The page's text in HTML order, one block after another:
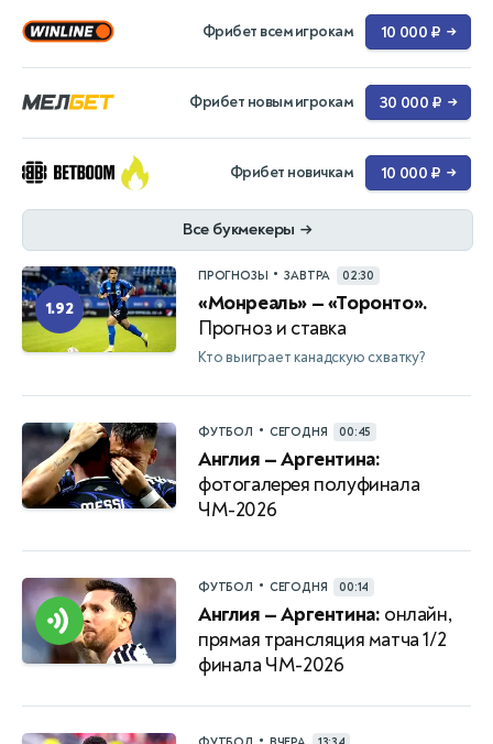
Фрибет всем игрокам 10 000 ₽ →
Фрибет новым игрокам 30 000 ₽ →
Фрибет новичкам 10 000 ₽ →
Все букмекеры →
1.92
ПРОГНОЗЫ • ЗАВТРА 02:30
«Монреаль» — «Торонто».
Прогноз и ставка
Кто выиграет канадскую схватку?
ФУТБОЛ • СЕГОДНЯ 00:45
Англия — Аргентина:
фотогалерея полуфинала
ЧМ-2026
ФУТБОЛ • СЕГОДНЯ 00:14
Англия — Аргентина: онлайн,
прямая трансляция матча 1/2
финала ЧМ-2026